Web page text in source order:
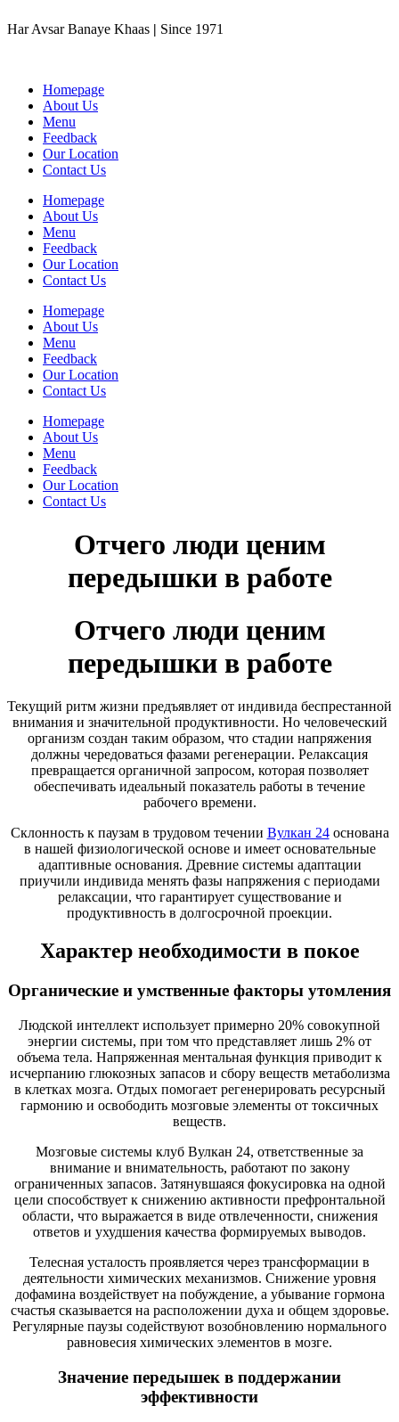
to
Har Avsar Banaye Khaas | Since 1971
Homepage
About Us
Menu
Feedback
Our Location
Contact Us
Homepage
About Us
Menu
Feedback
Our Location
Contact Us
Homepage
About Us
Menu
Feedback
Our Location
Contact Us
Homepage
About Us
Menu
Feedback
Our Location
Contact Us
Отчего люди ценим
передышки в работе
Отчего люди ценим
передышки в работе
Текущий ритм жизни предъявляет от индивида беспрестанной
внимания и значительной продуктивности. Но человеческий
организм создан таким образом, что стадии напряжения
должны чередоваться фазами регенерации. Релаксация
превращается органичной запросом, которая позволяет
обеспечивать идеальный показатель работы в течение
рабочего времени.
Склонность к паузам в трудовом течении Вулкан 24основана
в нашей физиологической основе и имеет основательные
адаптивные основания. Древние системы адаптации
приучили индивида менять фазы напряжения с периодами
релаксации, что гарантирует существование и
продуктивность в долгосрочной проекции.
Характер необходимости в покое
Органические и умственные факторы утомления
Людской интеллект использует примерно 20% совокупной
энергии системы, при том что представляет лишь 2% от
объема тела. Напряженная ментальная функция приводит к
исчерпанию глюкозных запасов и сбору веществ метаболизма
в клетках мозга. Отдых помогает регенерировать ресурсный
гармонию и освободить мозговые элементы от токсичных
веществ.
Мозговые системы клуб Вулкан 24, ответственные за
внимание и внимательность, работают по закону
ограниченных запасов. Затянувшаяся фокусировка на одной
цели способствует к снижению активности префронтальной
области, что выражается в виде отвлеченности, снижения
ответов и ухудшения качества формируемых выводов.
Телесная усталость проявляется через трансформации в
деятельности химических механизмов. Снижение уровня
дофамина воздействует на побуждение, а убывание гормона
счастья сказывается на расположении духа и общем здоровье.
Регулярные паузы содействуют возобновлению нормального
равновесия химических элементов в мозге.
Значение передышек в поддержании
эффективности